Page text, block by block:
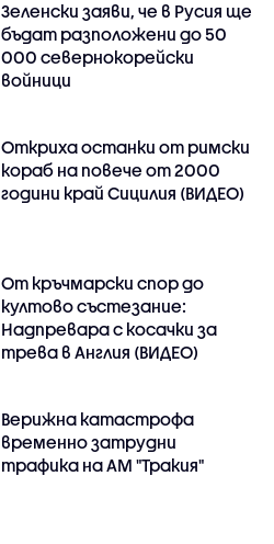
Зеленски заяви, че в Русия ще
бъдат разположени до 50
000 севернокорейски
войници
Откриха останки от римски
кораб на повече от 2000
години край Сицилия (ВИДЕО)
От кръчмарски спор до
култово състезание:
Надпревара с косачки за
трева в Англия (ВИДЕО)
Верижна катастрофа
временно затрудни
трафика на АМ "Тракия"